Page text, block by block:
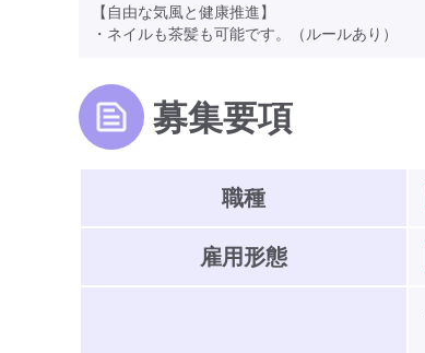
【自由な気風と健康推進】
・ネイルも茶髪も可能です。（ルールあり）
募集要項
職種
雇用形態